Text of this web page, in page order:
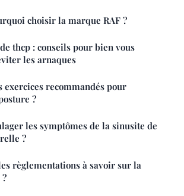
choisir la marque RAF ?
thcp : conseils pour bien vous
les arnaques
exercices recommandés pour
?
les symptômes de la sinusite de
?
règlementations à savoir sur la